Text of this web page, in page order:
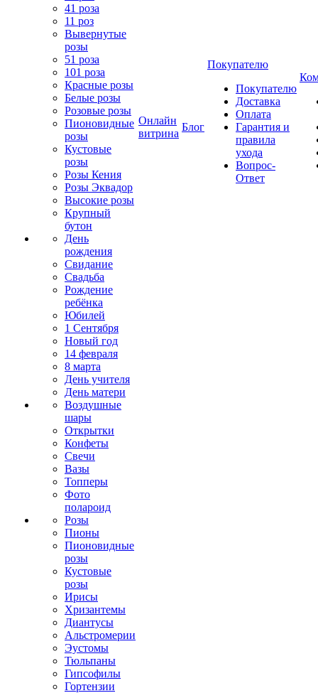
41 роза
11 роз
Вывернутые
розы
51 роза
101 роза
Красные розы
Белые розы
Розовые розы
Пионовидные
розы
Кустовые
розы
Розы Кения
Розы Эквадор
Высокие розы
Крупный
бутон
День
рождения
Свидание
Свадьба
Рождение
ребёнка
Юбилей
1 Сентября
Новый год
14 февраля
8 марта
День учителя
День матери
Воздушные
шары
Открытки
Конфеты
Свечи
Вазы
Топперы
Фото
полароид
Розы
Пионы
Пионовидные
розы
Кустовые
розы
Ирисы
Хризантемы
Диантусы
Альстромерии
Эустомы
Тюльпаны
Гипсофилы
Гортензии
Онлайн
витрина
Блог
Покупателю
Покупателю
Доставка
Оплата
Гарантия и
правила
ухода
Вопрос-
Ответ